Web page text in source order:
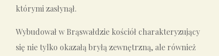
którymi zasłynął.
Wybudował w Brąswałdzie kościół charakteryzujący
się nie tylko okazałą bryłą zewnętrzną, ale również